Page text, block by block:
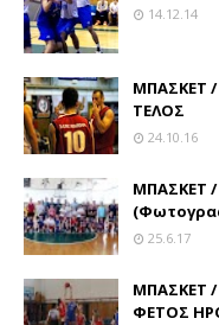
14.12.14
ΜΠΑΣΚΕΤ /
ΤΕΛΟΣ
24.10.16
ΜΠΑΣΚΕΤ /
25.6.17
ΜΠΑΣΚΕΤ /
ΦΕΤΟΣ